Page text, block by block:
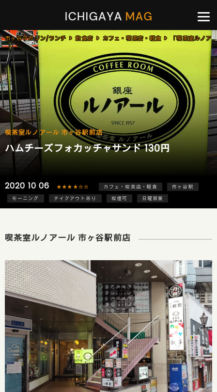
市ヶ谷マガジン/ランチ 飲食店 カフェ・喫茶店・軽食 「喫茶室ルノアール 市ヶ谷駅前店」で「ハムチーズフォカッチャサンド(130円)」のモーニング
喫茶室ルノアール 市ヶ谷駅前店
ハムチーズフォカッチャサンド 130円
2020 10 06 ★★★★☆☆ カフェ・喫茶店・軽食
市ヶ谷駅
モーニング
テイクアウトあり 喫煙可 日曜営業
喫茶室ルノアール 市ヶ谷駅前店